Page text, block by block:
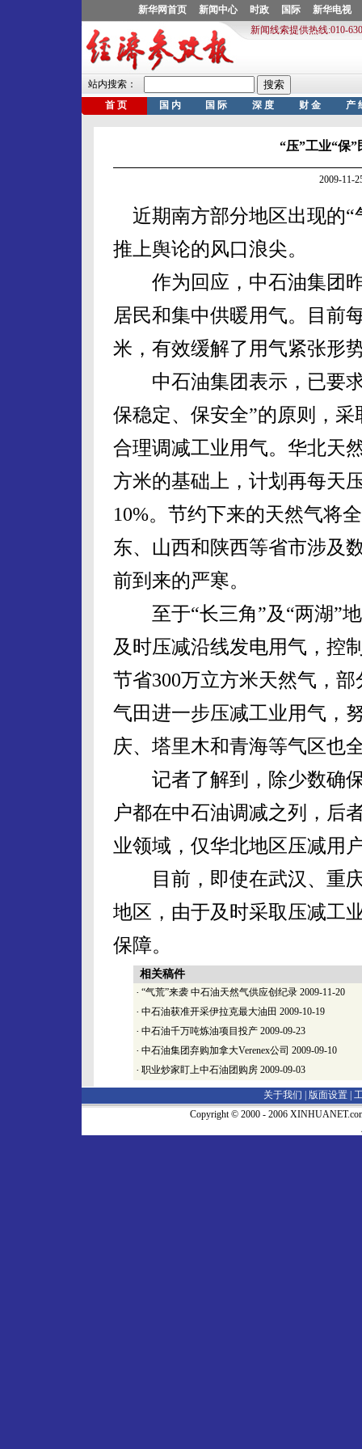
“压”工业“保
2009-11-
近期南方部分地区出现的“
推上舆论的风口浪尖。
作为回应，中石油集团昨
居民和集中供暖用气。目前
米，有效缓解了用气紧张形
中石油集团表示，已要求
保稳定、保安全”的原则，
合理调减工业用气。华北天
方米的基础上，计划再每天
10%。节约下来的天然气将
东、山西和陕西等省市涉及
前到来的严寒。
至于“长三角”及“两湖”地
及时压减沿线发电用气，控
节省300万立方米天然气，
气田进一步压减工业用气，
庆、塔里木和青海等气区也
记者了解到，除少数确保
户都在中石油调减之列，后
业领域，仅华北地区压减用
目前，即使在武汉、重庆
地区，由于及时采取压减工
保障。
相关稿件
· “气荒”来袭 中石油天然气供应创纪录 2009-11-20
· 中石油获准开采伊拉克最大油田 2009-10-19
· 中石油千万吨炼油项目投产 2009-09-23
· 中石油集团弃购加拿大Verenex公司 2009-09-10
· 职业炒家盯上中石油团购房 2009-09-03
关于我们 | 版面设置
Copyright © 2000 - 2006